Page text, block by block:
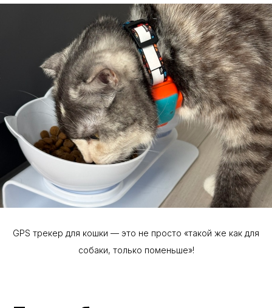
GPS трекер для кошки — это не просто «такой же как для
собаки, только поменьше»!